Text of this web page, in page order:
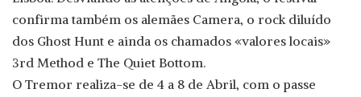
confirma também os alemães Camera, o rock diluído
dos Ghost Hunt e ainda os chamados «valores locais»
3rd Method e The Quiet Bottom.
O Tremor realiza-se de 4 a 8 de Abril, com o passe